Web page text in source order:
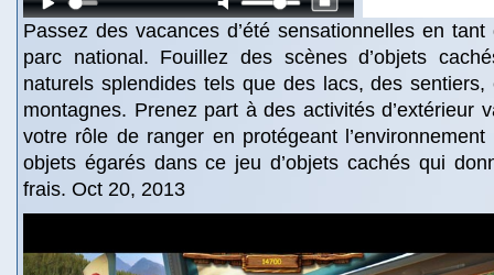
Passez des vacances d’été sensationnelles en
parc national. Fouillez des scènes d’objets
naturels splendides tels que des lacs, des
montagnes. Prenez part à des activités d’extérieur
votre rôle de ranger en protégeant
objets égarés dans ce jeu d’objets cachés qui
frais. Oct 20, 2013